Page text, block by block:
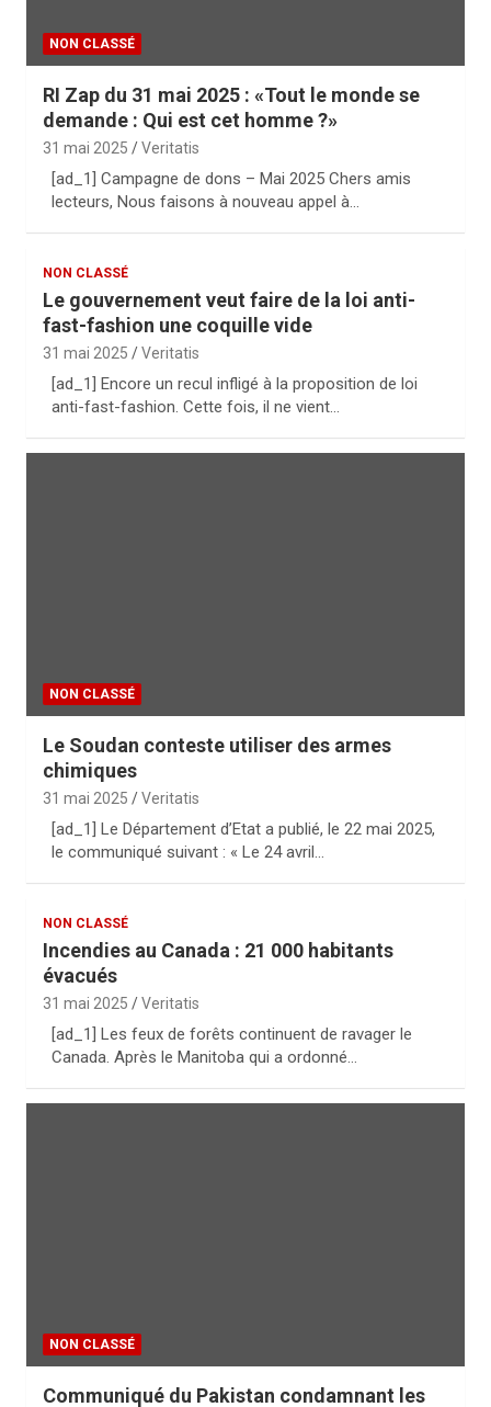
NON CLASSÉ
RI Zap du 31 mai 2025 : «Tout le monde se
demande : Qui est cet homme ?»
31 mai 2025 Veritatis
[ad_1] Campagne de dons – Mai 2025 Chers amis
lecteurs, Nous faisons à nouveau appel à…
NON CLASSÉ
Le gouvernement veut faire de la loi anti-
fast-fashion une coquille vide
31 mai 2025 Veritatis
[ad_1] Encore un recul infligé à la proposition de loi
anti-fast-fashion. Cette fois, il ne vient…
NON CLASSÉ
Le Soudan conteste utiliser des armes
chimiques
31 mai 2025 Veritatis
[ad_1] Le Département d’Etat a publié, le 22 mai 2025,
le communiqué suivant : « Le 24 avril…
NON CLASSÉ
Incendies au Canada : 21 000 habitants
évacués
31 mai 2025 Veritatis
[ad_1] Les feux de forêts continuent de ravager le
Canada. Après le Manitoba qui a ordonné…
NON CLASSÉ
Communiqué du Pakistan condamnant les